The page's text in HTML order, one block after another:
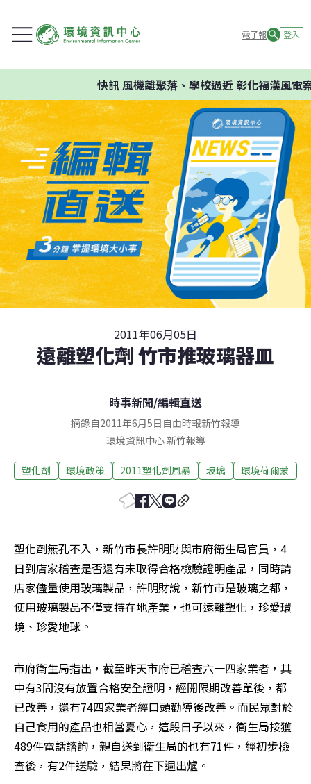
電子報 登入
快訊風機離聚落、學校過近 彰化福漢風電案
2011年06月05日
遠離塑化劑 竹市推玻璃器皿
時事新聞/編輯直送
摘錄自2011年6月5日自由時報新竹報導
環境資訊中心新竹報導
塑化劑 環境政策 2011塑化劑風暴 玻璃 環境荷爾蒙
塑化劑無孔不入，新竹市長許明財與市府衛生局官員，4
日到店家稽查是否還有未取得合格檢驗證明產品，同時請
店家儘量使用玻璃製品，許明財說，新竹市是玻璃之都，
使用玻璃製品不僅支持在地產業，也可遠離塑化，珍愛環
境、珍愛地球。
市府衛生局指出，截至昨天市府已稽查六一四家業者，其
中有3間沒有放置合格安全證明，經開限期改善單後，都
已改善，還有74四家業者經口頭勸導後改善。而民眾對於
自己食用的產品也相當憂心，這段日子以來，衛生局接獲
489件電話諮詢，親自送到衛生局的也有71件，經初步檢
查後，有2件送驗，結果將在下週出爐。